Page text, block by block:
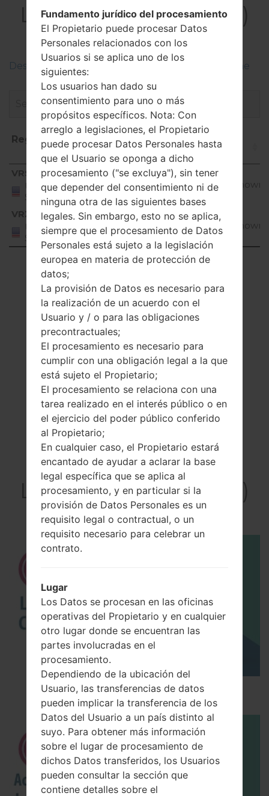
LGVC110B(LGVC110B)
akaLG Gizmo Pal 2
Descripciones de regiones firmwares de LG Phone
Región Nombre de archivo OS
Región Nombre de archivo
VRS
United
States
VC11012C_01.S12C_01.P57027.cab
Unknown
VRZ
United
States
VC11012C_01.S12C_01.P57027.cab
Unknown
Showing 1 to 2 of 2 entries
Previous 1 Next
El vídeo
LGVC110B(LGVC110B)
akaLG Gizmo Pal 2
Los 5 principales Códigos Secretos para LG!
Fundamento jurídico del procesamiento
El Propietario puede procesar Datos
Personales relacionados con los
Usuarios si se aplica uno de los
siguientes:
Los usuarios han dado su
consentimiento para uno o más
propósitos específicos. Nota: Con
arreglo a legislaciones, el Propietario
puede procesar Datos Personales hasta
que el Usuario se oponga a dicho
procesamiento ("se excluya"), sin tener
que depender del consentimiento ni de
ninguna otra de las siguientes bases
legales. Sin embargo, esto no se aplica,
siempre que el procesamiento de Datos
Personales está sujeto a la legislación
europea en materia de protección de
datos;
La provisión de Datos es necesario para
la realización de un acuerdo con el
Usuario y / o para las obligaciones
precontractuales;
El procesamiento es necesario para
cumplir con una obligación legal a la que
está sujeto el Propietario;
El procesamiento se relaciona con una
tarea realizado en el interés público o en
el ejercicio del poder público conferido
al Propietario;
En cualquier caso, el Propietario estará
encantado de ayudar a aclarar la base
legal específica que se aplica al
procesamiento, y en particular si la
provisión de Datos Personales es un
requisito legal o contractual, o un
requisito necesario para celebrar un
contrato.
Lugar
Los Datos se procesan en las oficinas
operativas del Propietario y en cualquier
otro lugar donde se encuentran las
partes involucradas en el
procesamiento.
Dependiendo de la ubicación del
Usuario, las transferencias de datos
pueden implicar la transferencia de los
Datos del Usuario a un país distinto al
suyo. Para obtener más información
sobre el lugar de procesamiento de
dichos Datos transferidos, los Usuarios
pueden consultar la sección que
contiene detalles sobre el